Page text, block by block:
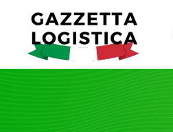
content